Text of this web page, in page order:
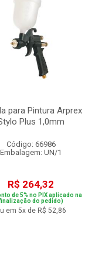
para Pintura Arprex
Plus 1,0mm
Código: 66986
Embalagem: UN/1
R$ 264,32
de 5% no PIX aplicado na
do pedido)
em 5x de R$ 52,86